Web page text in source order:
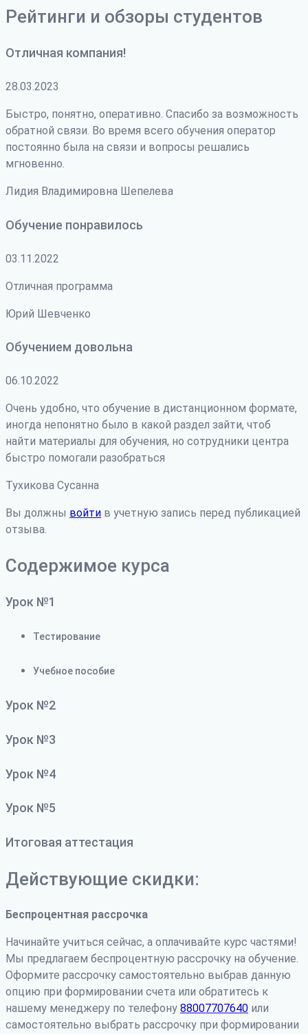
Рейтинги и обзоры студентов
Отличная компания!
28.03.2023
Быстро, понятно, оперативно. Спасибо за возможность
обратной связи. Во время всего обучения оператор
постоянно была на связи и вопросы решались
мгновенно.
Лидия Владимировна Шепелева
Обучение понравилось
03.11.2022
Отличная программа
Юрий Шевченко
Обучением довольна
06.10.2022
Очень удобно, что обучение в дистанционном формате,
иногда непонятно было в какой раздел зайти, чтоб
найти материалы для обучения, но сотрудники центра
быстро помогали разобраться
Тухикова Сусанна
Вы должны войти в учетную запись перед публикацией
отзыва.
Содержимое курса
Урок №1
Тестирование
Учебное пособие
Урок №2
Урок №3
Урок №4
Урок №5
Итоговая аттестация
Действующие скидки:
Беспроцентная рассрочка
Начинайте учиться сейчас, а оплачивайте курс частями!
Мы предлагаем беспроцентную рассрочку на обучение.
Оформите рассрочку самостоятельно выбрав данную
опцию при формировании счета или обратитесь к
нашему менеджеру по телефону 88007707640 или
самостоятельно выбрать рассрочку при формировании